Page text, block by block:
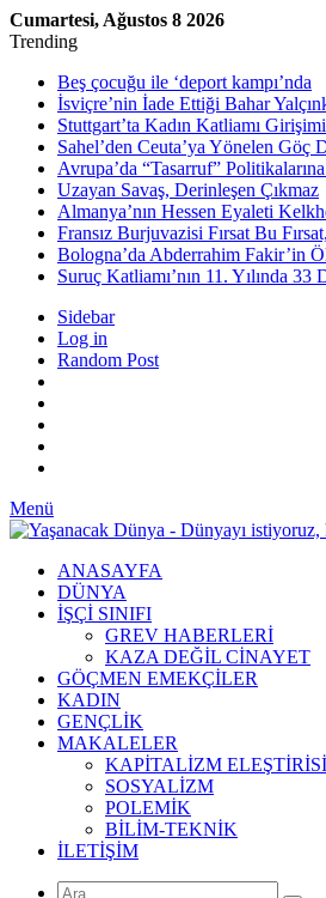
Cumartesi, Ağustos 8 2026
Trending
Beş çocuğu ile ‘deport kampı’nda
İsviçre’nin İade Ettiği Bahar
Stuttgart’ta Kadın Katliamı
Sahel’den Ceuta’ya Yönelen Göç
Avrupa’da “Tasarruf”
Uzayan Savaş, Derinleşen Çıkmaz
Almanya’nın Hessen Eyaleti
Fransız Burjuvazisi Fırsat Bu
Bologna’da Abderrahim Fakir’in
Suruç Katliamı’nın 11. Yılında
Sidebar
Log in
Random Post
Menü
ANASAYFA
DÜNYA
İŞÇİ SINIFI
GREV HABERLERİ
KAZA DEĞİL CİNAYET
GÖÇMEN EMEKÇİLER
KADIN
GENÇLİK
MAKALELER
KAPİTALİZM ELEŞTİRİSİ
SOSYALİZM
POLEMİK
BİLİM-TEKNİK
ILETIŞIM